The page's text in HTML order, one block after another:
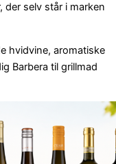
der selv står i marken
hvidvine, aromatiske
Barbera til grillmad